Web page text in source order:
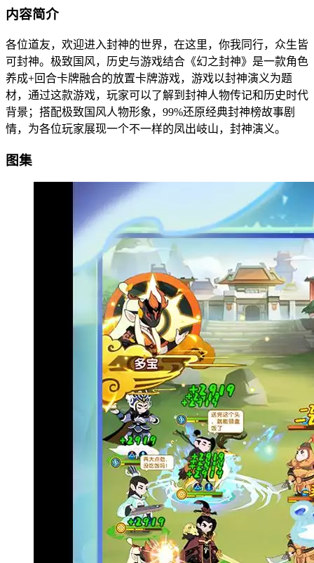
内容简介
各位道友，欢迎进入封神的世界，在这里，你我同行，众生皆
可封神。极致国风，历史与游戏结合《幻之封神》是一款角色
养成+回合卡牌融合的放置卡牌游戏，游戏以封神演义为题
材，通过这款游戏，玩家可以了解到封神人物传记和历史时代
背景；搭配极致国风人物形象，99%还原经典封神榜故事剧
情，为各位玩家展现一个不一样的凤出岐山，封神演义。
图集